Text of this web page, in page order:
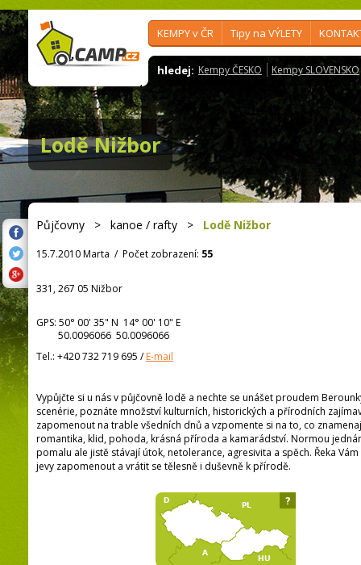
KEMPY v ČR Tipy na VÝLETY
hledej: Kempy ČESKO Kempy SLOVENSKO
Lodě Nižbor
Půjčovny > kanoe / rafty > Lodě Nižbor
15.7.2010 Marta / Počet zobrazení: 55
331, 267 05 Nižbor
GPS: 50° 00' 35" N 14° 00' 10" E
50.0096066 50.0096066
Tel.: +420 732 719 695 /E-mail
Vypůjčte si u nás v půjčovně lodě a nechte se unášet proudem
scenérie, poznáte množství kulturních, historických a přírodních
zapomenout na trable všedních dnů a vzpomente si na to, co
romantika, klid, pohoda, krásná příroda a kamarádství. Normou
pomalu ale jistě stávají útok, netolerance, agresivita a spěch. Řeka
jevy zapomenout a vrátit se tělesně i duševně k přírodě.
?